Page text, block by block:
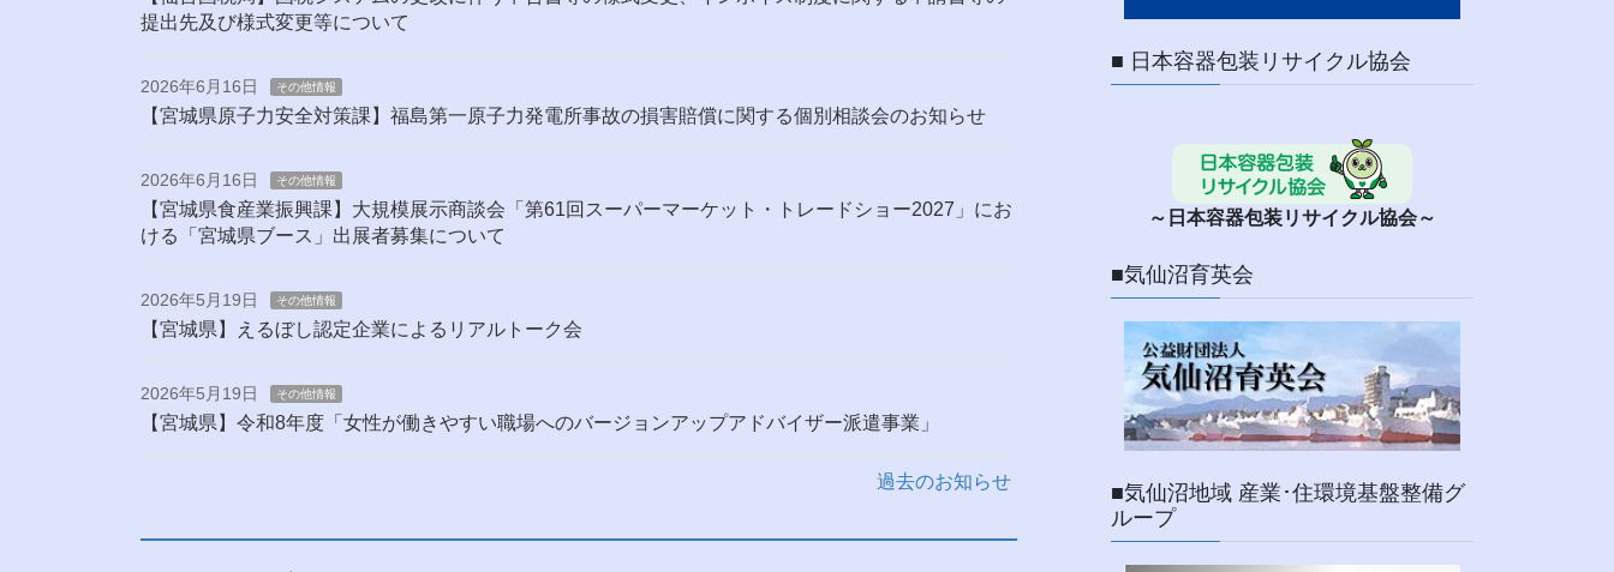
提出先及び様式変更等について
2026年6月16日 その他情報
【宮城県原子力安全対策課】福島第一原子力発電所事故の損害賠償に関する個別相談会のお知らせ
2026年6月16日 その他情報
【宮城県食産業振興課】大規模展示商談会「第61回スーパーマーケット・トレードショー2027」にお
ける「宮城県ブース」出展者募集について
2026年5月19日 その他情報
【宮城県】えるぼし認定企業によるリアルトーク会
2026年5月19日 その他情報
【宮城県】令和8年度「女性が働きやすい職場へのバージョンアップアドバイザー派遣事業」
過去のお知らせ
■ 日本容器包装リサイクル協会
～日本容器包装リサイクル協会～
■気仙沼育英会
■気仙沼地域 産業･住環境基盤整備グ
ループ